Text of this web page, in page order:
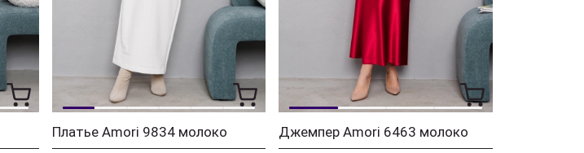
Платье Amori 9834 молоко Джемпер Amori 6463 молоко